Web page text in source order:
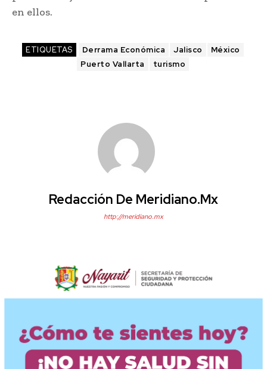
en ellos.
ETIQUETAS Derrama Económica Jalisco
México
Puerto Vallarta
turismo
Redacción De Meridiano.mx
http://meridiano.mx